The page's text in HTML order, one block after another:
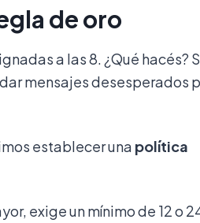
de oro
a las 8. ¿Qué hacés?
mensajes desesperados
establecer una política
exige un mínimo de 12 o